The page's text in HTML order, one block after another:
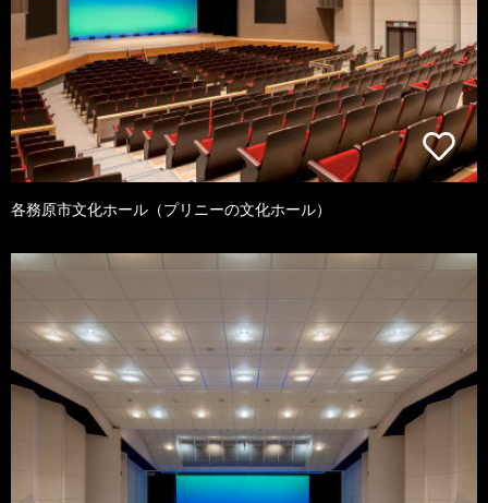
各務原市文化ホール（プリニーの文化ホール）